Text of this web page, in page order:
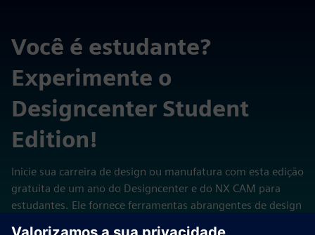
Você é estudante?
Experimente o
Designcenter Student
Edition!
Inicie sua carreira de design ou manufatura com esta edição
gratuita de um ano do Designcenter e do NX CAM para
estudantes. Ele fornece ferramentas abrangentes de design